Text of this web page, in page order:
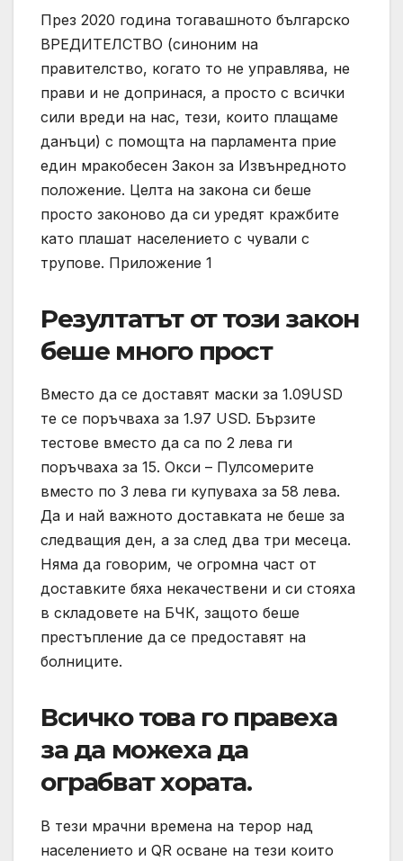
През 2020 година тогавашното българско
ВРЕДИТЕЛСТВО (синоним на
правителство, когато то не управлява, не
прави и не допринася, а просто с всички
сили вреди на нас, тези, които плащаме
данъци) с помощта на парламента прие
един мракобесен Закон за Извънредното
положение. Целта на закона си беше
просто законово да си уредят кражбите
като плашат населението с чували с
трупове. Приложение 1
Резултатът от този закон
беше много прост
Вместо да се доставят маски за 1.09USD
те се поръчваха за 1.97 USD. Бързите
тестове вместо да са по 2 лева ги
поръчваха за 15. Окси – Пулсомерите
вместо по 3 лева ги купуваха за 58 лева.
Да и най важното доставката не беше за
следващия ден, а за след два три месеца.
Няма да говорим, че огромна част от
доставките бяха некачествени и си стояха
в складовете на БЧК, защото беше
престъпление да се предоставят на
болниците.
Всичко това го правеха
за да можеха да
ограбват хората.
В тези мрачни времена на терор над
населението и QR осване на тези които